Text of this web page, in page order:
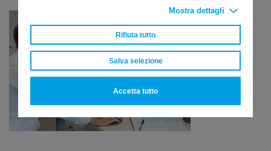
Mostra dettagli
Rifiuta tutto
Salva selezione
Accetta tutto